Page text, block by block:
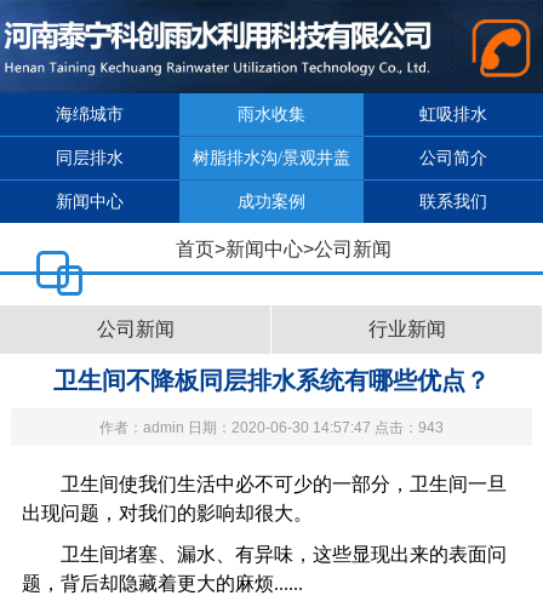
海绵城市 雨水收集 虹吸排水
同层排水 树脂排水沟/景观井盖 公司简介
新闻中心 成功案例 联系我们
首页>新闻中心>公司新闻
公司新闻 行业新闻
卫生间不降板同层排水系统有哪些优点？
作者：admin 日期：2020-06-30 14:57:47 点击：943
卫生间使我们生活中必不可少的一部分，卫生间一旦
出现问题，对我们的影响却很大。
卫生间堵塞、漏水、有异味，这些显现出来的表面问
题，背后却隐藏着更大的麻烦......